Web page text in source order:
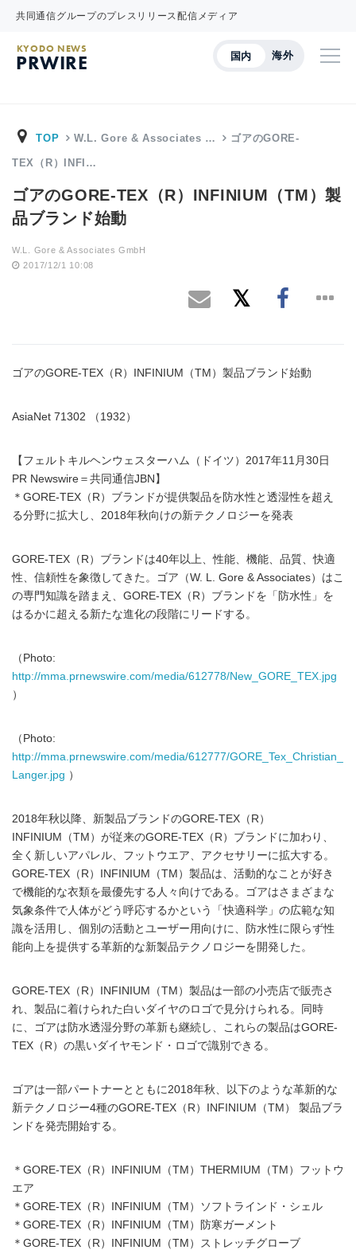
共同通信グループのプレスリリース配信メディア
国内 海外
KYODO NEWS
PRWIRE
TOP W.L. Gore & Associates … ゴアのGORE-
TEX（R）INFI…
ゴアのGORE-TEX（R）INFINIUM（TM）製
品ブランド始動
W.L. Gore & Associates GmbH
2017/12/1 10:08
ゴアのGORE-TEX（R）INFINIUM（TM）製品ブランド始動
AsiaNet 71302 （1932）
【フェルトキルヘンウェスターハム（ドイツ）2017年11月30日
PR Newswire＝共同通信JBN】
＊GORE-TEX（R）ブランドが提供製品を防水性と透湿性を超え
る分野に拡大し、2018年秋向けの新テクノロジーを発表
GORE-TEX（R）ブランドは40年以上、性能、機能、品質、快適
性、信頼性を象徴してきた。ゴア（W. L. Gore & Associates）はこ
の専門知識を踏まえ、GORE-TEX（R）ブランドを「防水性」を
はるかに超える新たな進化の段階にリードする。
（Photo:
http://mma.prnewswire.com/media/612778/New_GORE_TEX.jpg
）
（Photo:
http://mma.prnewswire.com/media/612777/GORE_Tex_Christian_
Langer.jpg ）
2018年秋以降、新製品ブランドのGORE-TEX（R）
INFINIUM（TM）が従来のGORE-TEX（R）ブランドに加わり、
全く新しいアパレル、フットウエア、アクセサリーに拡大する。
GORE-TEX（R）INFINIUM（TM）製品は、活動的なことが好き
で機能的な衣類を最優先する人々向けである。ゴアはさまざまな
気象条件で人体がどう呼応するかという「快適科学」の広範な知
識を活用し、個別の活動とユーザー用向けに、防水性に限らず性
能向上を提供する革新的な新製品テクノロジーを開発した。
GORE-TEX（R）INFINIUM（TM）製品は一部の小売店で販売さ
れ、製品に着けられた白いダイヤのロゴで見分けられる。同時
に、ゴアは防水透湿分野の革新も継続し、これらの製品はGORE-
TEX（R）の黒いダイヤモンド・ロゴで識別できる。
ゴアは一部パートナーとともに2018年秋、以下のような革新的な
新テクノロジー4種のGORE-TEX（R）INFINIUM（TM） 製品ブラ
ンドを発売開始する。
＊GORE-TEX（R）INFINIUM（TM）THERMIUM（TM）フットウ
エア
＊GORE-TEX（R）INFINIUM（TM）ソフトラインド・シェル
＊GORE-TEX（R）INFINIUM（TM）防寒ガーメント
＊GORE-TEX（R）INFINIUM（TM）ストレッチグローブ